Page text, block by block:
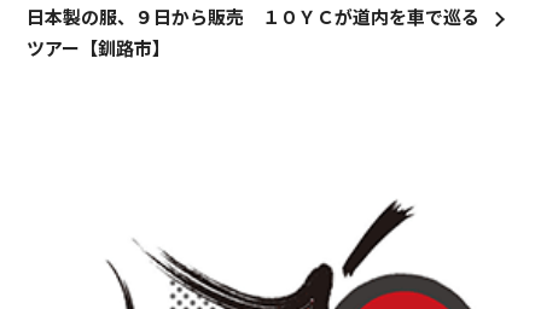
日本製の服、９日から販売 １０ＹＣが道内を車で巡る
ツアー【釧路市】